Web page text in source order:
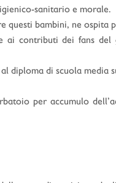
sanitario e morale.
questi bambini, ne
ai contributi dei fans
diploma di scuola media
per accumulo